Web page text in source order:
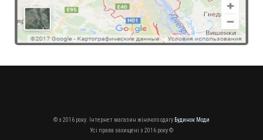
Жіноче стильне пальто із пишною спідницею і поясом
© з 2016 року. Інтернет магазин жіночого одягу Будинок Моди
Усі права захищені з 2016 року ©